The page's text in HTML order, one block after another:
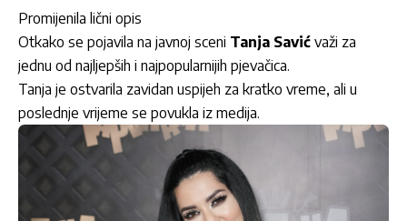
Promijenila lični opis
Otkako se pojavila na javnoj sceni Tanja Savić važi za
jednu od najljepših i najpopularnijih pjevačica.
Tanja je ostvarila zavidan uspijeh za kratko vreme, ali u
poslednje vrijeme se povukla iz medija.